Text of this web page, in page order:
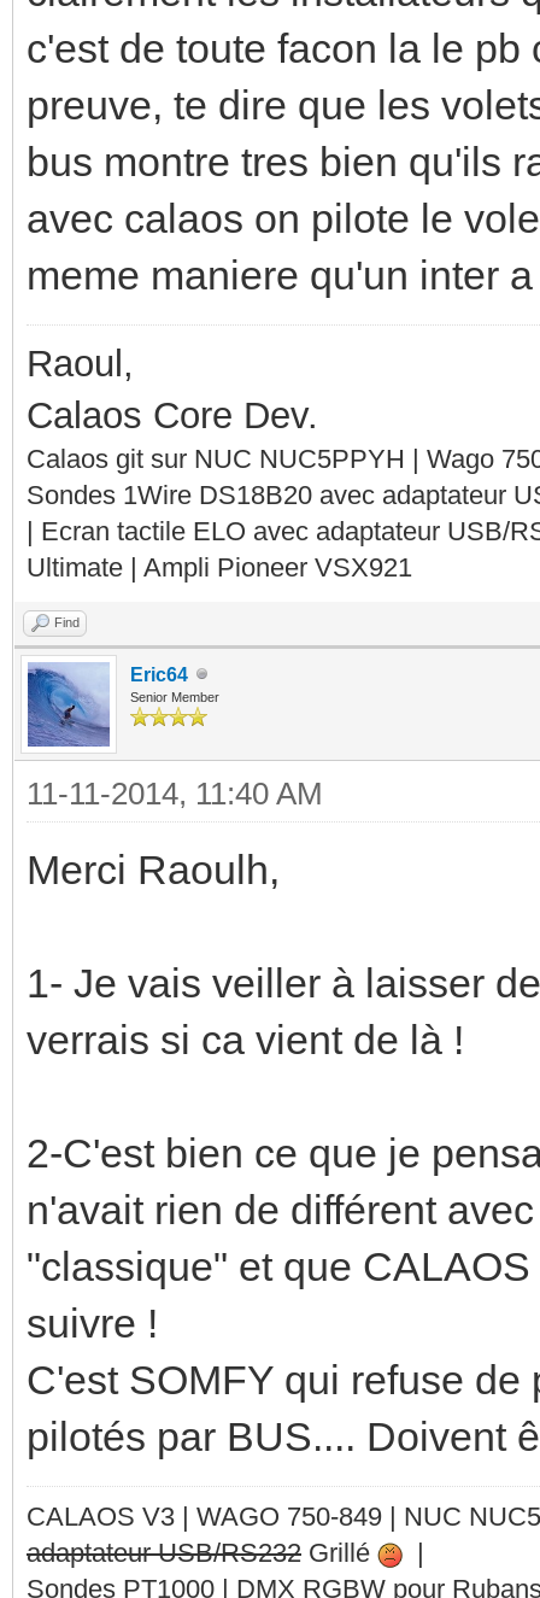
c'est de toute facon la le
preuve, te dire que les
bus montre tres bien qu'ils
avec calaos on pilote le
meme maniere qu'un inter
Raoul,
Calaos Core Dev.
Calaos git sur NUC NUC5PPYH | Wago
Sondes 1Wire DS18B20 avec adaptateur
| Ecran tactile ELO avec adaptateur USB/
Ultimate | Ampli Pioneer VSX921
Find
Eric64
Senior Member
11-11-2014, 11:40 AM
Merci Raoulh,
1- Je vais veiller à laisser
verrais si ca vient de là !
2-C'est bien ce que je
n'avait rien de différent
"classique" et que
suivre !
C'est SOMFY qui refuse
pilotés par BUS.... Doivent
CALAOS V3 | WAGO 750-849 | NUC
adaptateur USB/RS232 Grillé
|
Sondes PT1000 | DMX RGBW pour